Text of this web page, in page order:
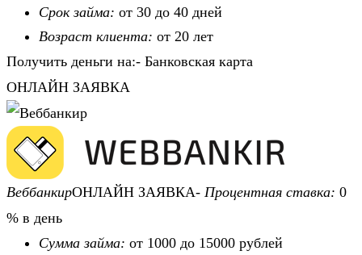
Срок займа: от 30 до 40 дней
Возраст клиента: от 20 лет
Получить деньги на:- Банковская карта
ОНЛАЙН ЗАЯВКА
ВеббанкирОНЛАЙН ЗАЯВКА- Процентная ставка: 0
% в день
Сумма займа: от 1000 до 15000 рублей